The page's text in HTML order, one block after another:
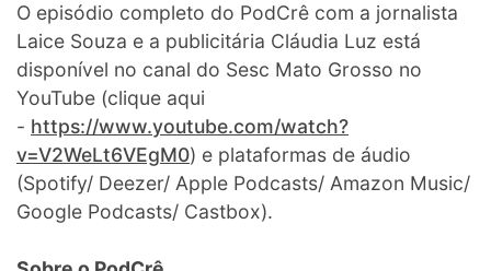
O episódio completo do PodCrê com a jornalista
Laice Souza e a publicitária Cláudia Luz está
disponível no canal do Sesc Mato Grosso no
YouTube (clique aqui
- https://www.youtube.com/watch?
v=V2WeLt6VEgM0) e plataformas de áudio
(Spotify/ Deezer/ Apple Podcasts/ Amazon Music/
Google Podcasts/ Castbox).